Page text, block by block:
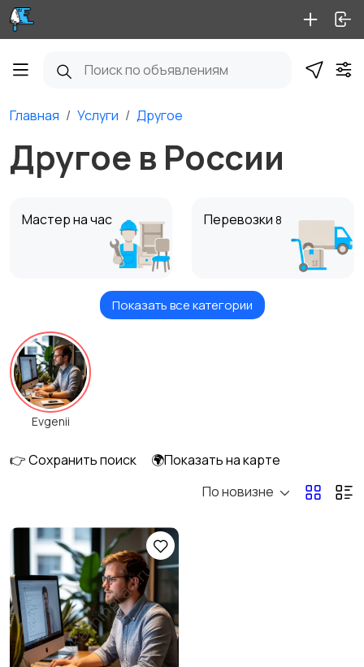
Главная Услуги Другое
Другое в России
Мастер на час Перевозки 8
строительство
Уборка
Ремонт техники
Показать все категории
Evgenii
👉 Сохранить поиск
🌍Показать на карте
По новизне